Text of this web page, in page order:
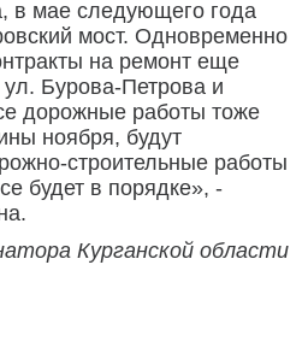
в мае следующего года
мост. Одновременно
на ремонт еще
Бурова-Петрова и
дорожные работы тоже
ноября, будут
строительные работы
будет в порядке», -
Курганской области